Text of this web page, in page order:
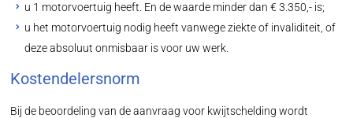
u 1 motorvoertuig heeft. En de waarde minder dan € 3.350,- is;
u het motorvoertuig nodig heeft vanwege ziekte of invaliditeit, of
deze absoluut onmisbaar is voor uw werk.
Kostendelersnorm
Bij de beoordeling van de aanvraag voor kwijtschelding wordt